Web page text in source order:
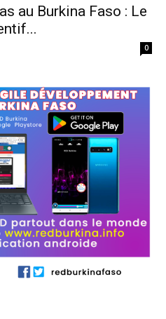
au Burkina Faso : Le
0